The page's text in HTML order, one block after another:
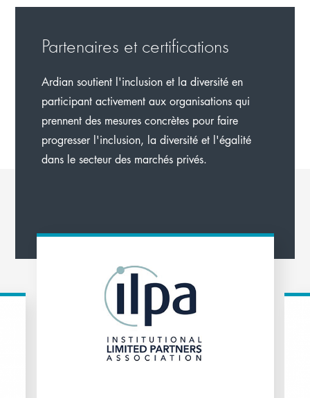
Partenaires et certifications
Ardian soutient l'inclusion et la diversité en
participant activement aux organisations qui
prennent des mesures concrètes pour faire
progresser l'inclusion, la diversité et l'égalité
dans le secteur des marchés privés.